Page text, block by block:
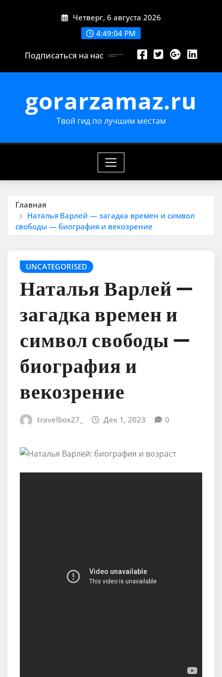
Четверг, 6 августа 2026
4:49:05 PM
Подписаться на нас
gorarzamaz.ru
Твой гид по лучшим местам
Главная
Наталья Варлей — загадка времен и символ
свободы — биография и векозрение
UNCATEGORISED
Наталья Варлей —
загадка времен и
символ свободы —
биография и
векозрение
travelbox27_ Дек 1, 2023 0